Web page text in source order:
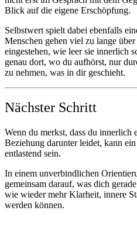
Blick auf die eigene Erschöpfung.
Selbstwert spielt dabei ebenfalls
Menschen gehen viel zu lange
eingestehen, wie leer sie innerlich
genau dort, wo du aufhörst, nur
zu nehmen, was in dir geschieht.
Nächster Schritt
Wenn du merkst, dass du innerlich
Beziehung darunter leidet, kann
entlastend sein.
In einem unverbindlichen
gemeinsam darauf, was dich
wie wieder mehr Klarheit, innere
werden können.